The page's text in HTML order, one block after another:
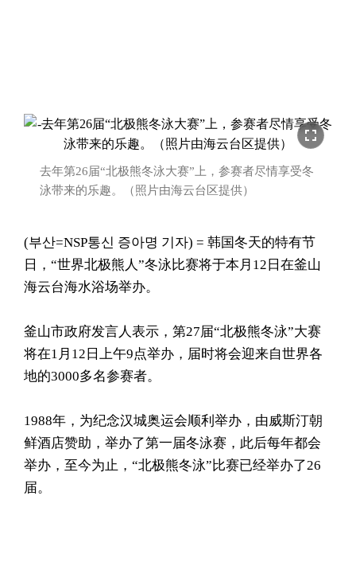
fullscreen
去年第26届“北极熊冬泳大赛”上，参赛者尽情享受冬
泳带来的乐趣。（照片由海云台区提供）
(부산=NSP통신 증아명 기자) = 韩国冬天的特有节
日，“世界北极熊人”冬泳比赛将于本月12日在釜山
海云台海水浴场举办。
釜山市政府发言人表示，第27届“北极熊冬泳”大赛
将在1月12日上午9点举办，届时将会迎来自世界各
地的3000多名参赛者。
1988年，为纪念汉城奥运会顺利举办，由威斯汀朝
鲜酒店赞助，举办了第一届冬泳赛，此后每年都会
举办，至今为止，“北极熊冬泳”比赛已经举办了26
届。